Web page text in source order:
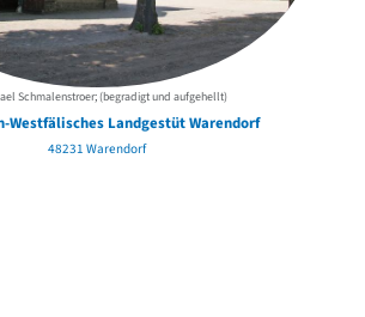
Schmalenstroer; (begradigt und aufgehellt)
Westfälisches Landgestüt Warendorf
48231 Warendorf